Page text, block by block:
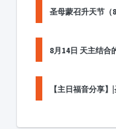
圣母蒙召升天节（8
8月14日 天主结合
【主日福音分享